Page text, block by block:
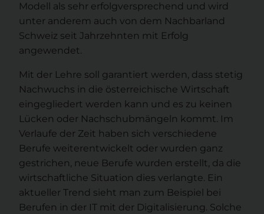
Modell als sehr erfolgversprechend und wird
unter anderem auch von dem Nachbarland
Schweiz seit Jahrzehnten mit Erfolg
angewendet.
Mit der Lehre soll garantiert werden, dass stetig
Nachwuchs in die österreichische Wirtschaft
eingegliedert werden kann und es zu keinen
Lücken oder Nachschubmängeln kommt. Im
Verlaufe der Zeit haben sich verschiedene
Berufe weiterentwickelt oder wurden ganz
gestrichen, neue Berufe wurden erstellt, da die
wirtschaftliche Situation dies verlangte. Ein
aktueller Trend sieht man zum Beispiel bei
Berufen in der IT mit der Digitalisierung. Solche